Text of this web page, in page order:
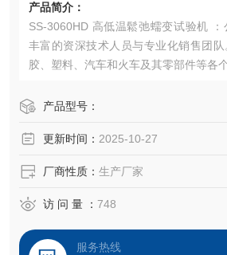
产品简介：
SS-3060HD 高低温鬆弛蠕变试验机
丰富的资深技术人员与专业化销售团
胶、塑料、汽车和火车及其零部件等各个
产品型号：
更新时间： 2025-10-27
厂商性质： 生产厂家
访 问 量 ： 748
服务热线